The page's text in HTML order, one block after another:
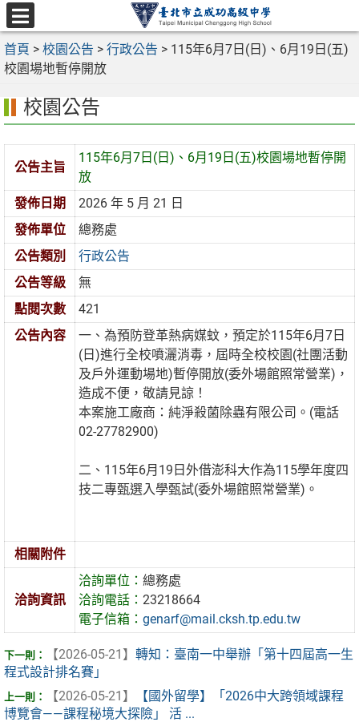
跳
至
主
要
區
選
單
首頁 > 校園公告 > 行政公告 > 115年6月7日(日)、6月19日(五)
校園場地暫停開放
校園公告
公告主旨
115年6月7日(日)、6月19日(五)校園場地暫停開
放
發佈日期
2026 年 5 月 21 日
發佈單位
總務處
公告類別
行政公告
公告等級
無
點閱次數
421
公告內容
一、為預防登革熱病媒蚊，預定於115年6月7日
(日)進行全校噴灑消毒，屆時全校校園(社團活動
及戶外運動場地)暫停開放(委外場館照常營業)，
造成不便，敬請見諒！
本案施工廠商：純淨殺菌除蟲有限公司。(電話
02-27782900)
二、115年6月19日外借澎科大作為115學年度四
技二專甄選入學甄試(委外場館照常營業)。
相關附件
洽詢資訊
洽詢單位：總務處
洽詢電話：23218664
電子信箱：genarf@mail.cksh.tp.edu.tw
【2026-05-21】 轉知：臺南一中舉辦「第十四屆高一生
程式設計排名賽」
【2026-05-21】
【國外留學】「2026中大跨領域課程
博覽會——課程秘境大探險」 活 ...